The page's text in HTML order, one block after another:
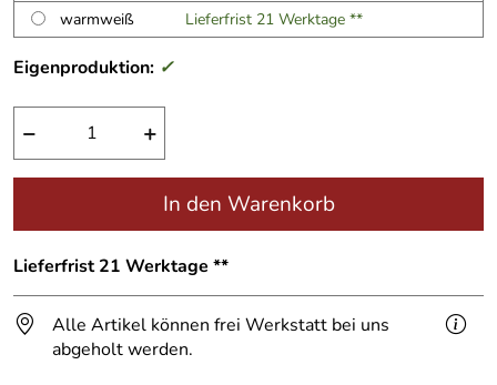
warmweiß
Lieferfrist 21 Werktage **
Eigenproduktion: ✓
− +
In den Warenkorb
Lieferfrist 21 Werktage **
Alle Artikel können frei Werkstatt bei uns
abgeholt werden.